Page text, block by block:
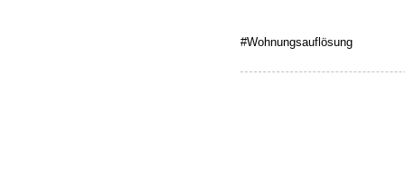
#Wohnungsauflösung